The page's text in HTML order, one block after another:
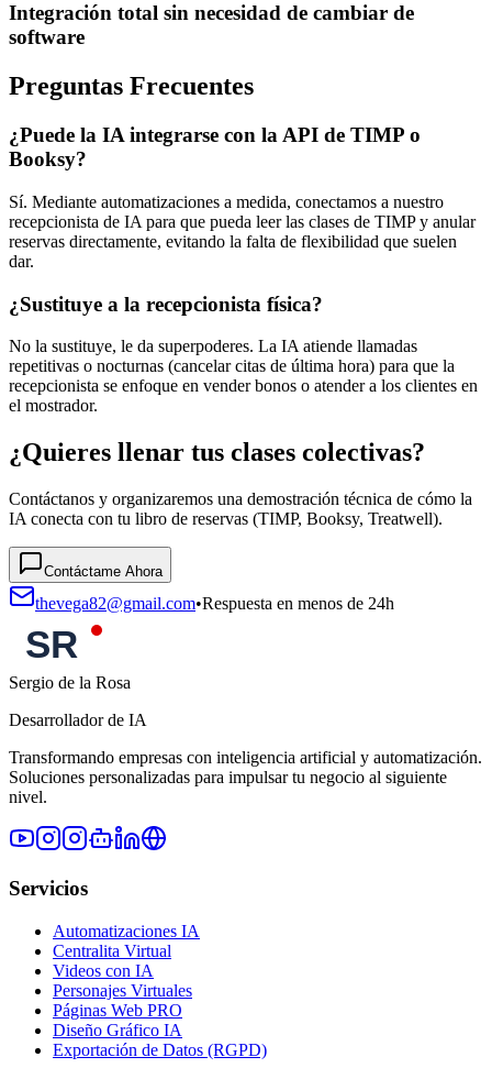
Integración total sin necesidad de cambiar de
software
Preguntas Frecuentes
¿Puede la IA integrarse con la API de TIMP o
Booksy?
Sí. Mediante automatizaciones a medida, conectamos a nuestro
recepcionista de IA para que pueda leer las clases de TIMP y anular
reservas directamente, evitando la falta de flexibilidad que suelen
dar.
¿Sustituye a la recepcionista física?
No la sustituye, le da superpoderes. La IA atiende llamadas
repetitivas o nocturnas (cancelar citas de última hora) para que la
recepcionista se enfoque en vender bonos o atender a los clientes en
el mostrador.
¿Quieres llenar tus clases colectivas?
Contáctanos y organizaremos una demostración técnica de cómo la
IA conecta con tu libro de reservas (TIMP, Booksy, Treatwell).
Contáctame Ahora
thevega82@gmail.com•Respuesta en menos de 24h
Sergio de la Rosa
Desarrollador de IA
Transformando empresas con inteligencia artificial y automatización.
Soluciones personalizadas para impulsar tu negocio al siguiente
nivel.
Servicios
Automatizaciones IA
Centralita Virtual
Videos con IA
Personajes Virtuales
Páginas Web PRO
Diseño Gráfico IA
Exportación de Datos (RGPD)